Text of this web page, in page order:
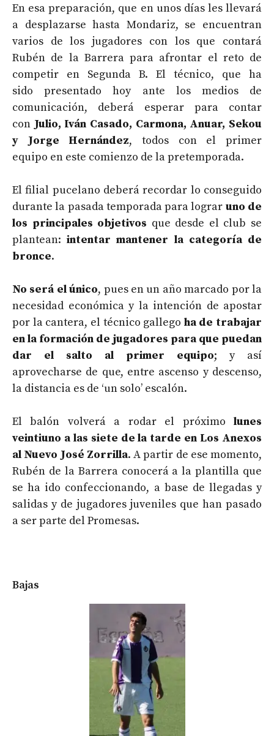
En esa preparación, que en unos días les llevará
a desplazarse hasta Mondariz, se encuentran
varios de los jugadores con los que contará
Rubén de la Barrera para afrontar el reto de
competir en Segunda B. El técnico, que ha
sido presentado hoy ante los medios de
comunicación, deberá esperar para contar
con Julio, Iván Casado, Carmona, Anuar, Sekou
y Jorge Hernández, todos con el primer
equipo en este comienzo de la pretemporada.
El filial pucelano deberá recordar lo conseguido
durante la pasada temporada para lograr uno de
los principales objetivos que desde el club se
plantean: intentar mantener la categoría de
bronce.
No será el único, pues en un año marcado por la
necesidad económica y la intención de apostar
por la cantera, el técnico gallego ha de trabajar
en la formación de jugadores para que puedan
dar el salto al primer equipo; y así
aprovecharse de que, entre ascenso y descenso,
la distancia es de ‘un solo’ escalón.
El balón volverá a rodar el próximo lunes
veintiuno a las siete de la tarde en Los Anexos
al Nuevo José Zorrilla. A partir de ese momento,
Rubén de la Barrera conocerá a la plantilla que
se ha ido confeccionando, a base de llegadas y
salidas y de jugadores juveniles que han pasado
a ser parte del Promesas.
Bajas